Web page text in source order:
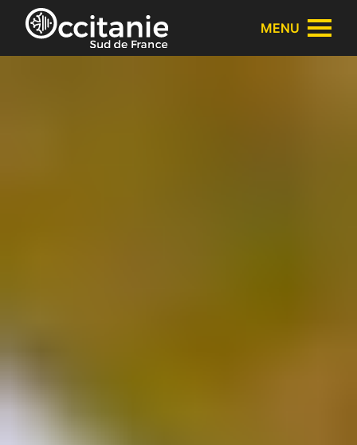
Panneau de gestion des cookies
MENU